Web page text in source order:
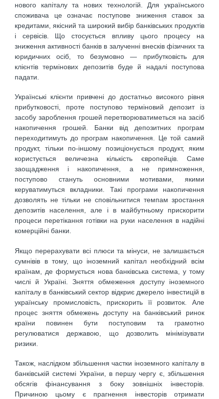
нового капіталу та нових технологій. Для українського
споживача це означає поступове зниження ставок за
кредитами, якісний та широкий вибір банківських продуктів
і сервісів. Що стосується впливу цього процесу на
зниження активності банків в залученні внесків фізичних та
юридичних осіб, то безумовно — прибутковість для
клієнтів термінових депозитів буде й надалі поступова
падати.
Українські клієнти привчені до достатньо високого рівня
прибутковості, проте поступово терміновий депозит із
засобу зароблення грошей перетворюватиметься на засіб
накопичення грошей. Банки від депозитних програм
переходитимуть до програм накопичення. Це той самий
продукт, тільки по-іншому позиціонується продукт, яким
користується величезна кількість європейців. Саме
заощадження і накопичення, а не примноження,
поступово стануть основними мотивами, якими
керуватимуться вкладники. Такі програми накопичення
дозволять не тільки не сповільнитися темпам зростання
депозитів населення, але і в майбутньому прискорити
процеси перетікання готівки на руки населення в надійні
комерційні банки.
Якщо перерахувати всі плюси та мінуси, не залишається
сумнівів в тому, що іноземний капітал необхідний всім
країнам, де формується нова банківська система, у тому
числі й Україні. Зняття обмеження доступу іноземного
капіталу в банківський сектор відкриє джерело інвестицій в
українську промисловість, прискорить її розвиток. Але
процес зняття обмежень доступу на банківський ринок
країни повинен бути поступовим та грамотно
регулюватися державою, що дозволить мінімізувати
ризики.
Також, наслідком збільшення частки іноземного капіталу в
банківській системі України, в першу чергу є, збільшення
обсягів фінансування з боку зовнішніх інвесторів.
Причиною цьому є прагнення інвесторів отримати